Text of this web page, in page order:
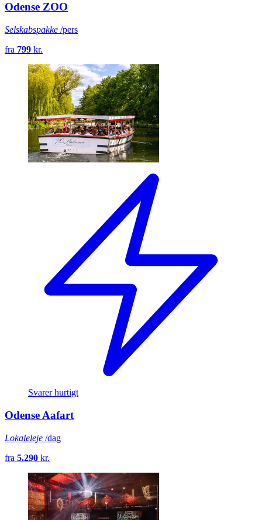
Odense ZOO
Selskabspakke /pers
fra 799 kr.
Svarer hurtigt
Odense Aafart
Lokaleleje /dag
fra 5.290 kr.